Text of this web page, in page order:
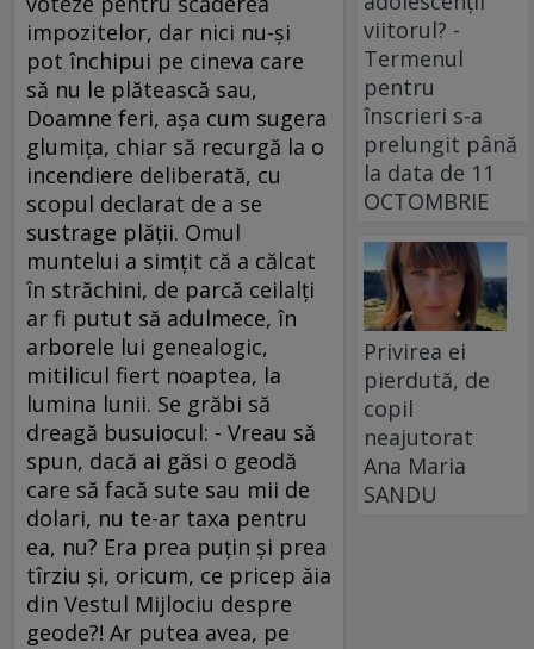
impozitelor, dar nici nu-şi
pot închipui pe cineva care
să nu le plătească sau,
Doamne feri, aşa cum sugera
glumiţa, chiar să recurgă la o
incendiere deliberată, cu
scopul declarat de a se
sustrage plăţii. Omul
muntelui a simţit că a călcat
în străchini, de parcă ceilalţi
ar fi putut să adulmece, în
arborele lui genealogic,
mitilicul fiert noaptea, la
lumina lunii. Se grăbi să
dreagă busuiocul: - Vreau să
spun, dacă ai găsi o geodă
care să facă sute sau mii de
dolari, nu te-ar taxa pentru
ea, nu? Era prea puţin şi prea
tîrziu şi, oricum, ce pricep ăia
din Vestul Mijlociu despre
geode?! Ar putea avea, pe
viitorul? -
Termenul
pentru
înscrieri s-a
prelungit până
la data de 11
OCTOMBRIE
Privirea ei
pierdută, de
copil
neajutorat
Ana Maria
SANDU